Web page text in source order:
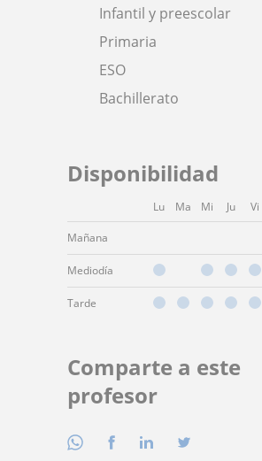
Infantil y preescolar
Primaria
ESO
Bachillerato
Disponibilidad
Lu Ma Mi Ju Vi
Mañana
Mediodía
Tarde
Comparte a este
profesor